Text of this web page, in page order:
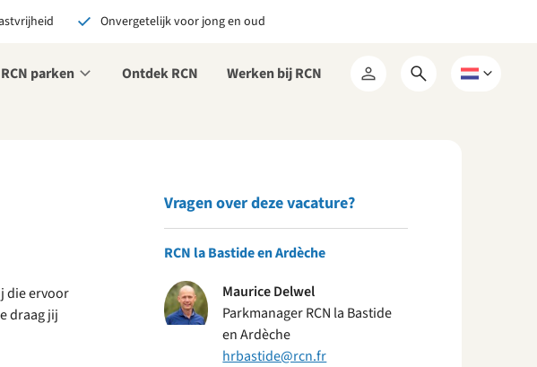
Onvergetelijk voor jong en oud
parken Ontdek RCN Werken bij RCN
Mijn
Open
Kies
die ervoor
draag jij
Vragen over deze vacature?
RCN la Bastide en Ardèche
Maurice Delwel
Parkmanager RCN la Bastide
en Ardèche
hrbastide@rcn.fr